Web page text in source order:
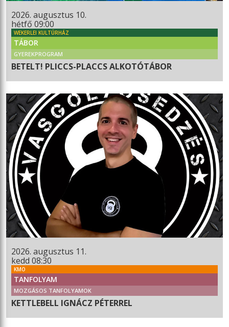
2026. augusztus 10.
hétfő 09:00
WEKERLEI KULTÚRHÁZ
TÁBOR
GYEREKPROGRAM
BETELT! PLICCS-PLACCS ALKOTÓTÁBOR
2026. augusztus 11.
kedd 08:30
KMO
TANFOLYAM
MOZGÁSOS TANFOLYAMOK
KETTLEBELL IGNÁCZ PÉTERREL